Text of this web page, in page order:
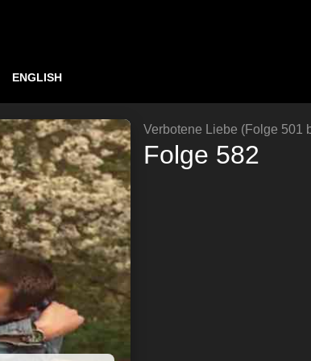
ENGLISH
Verbotene Liebe (Folge 501
Folge 582